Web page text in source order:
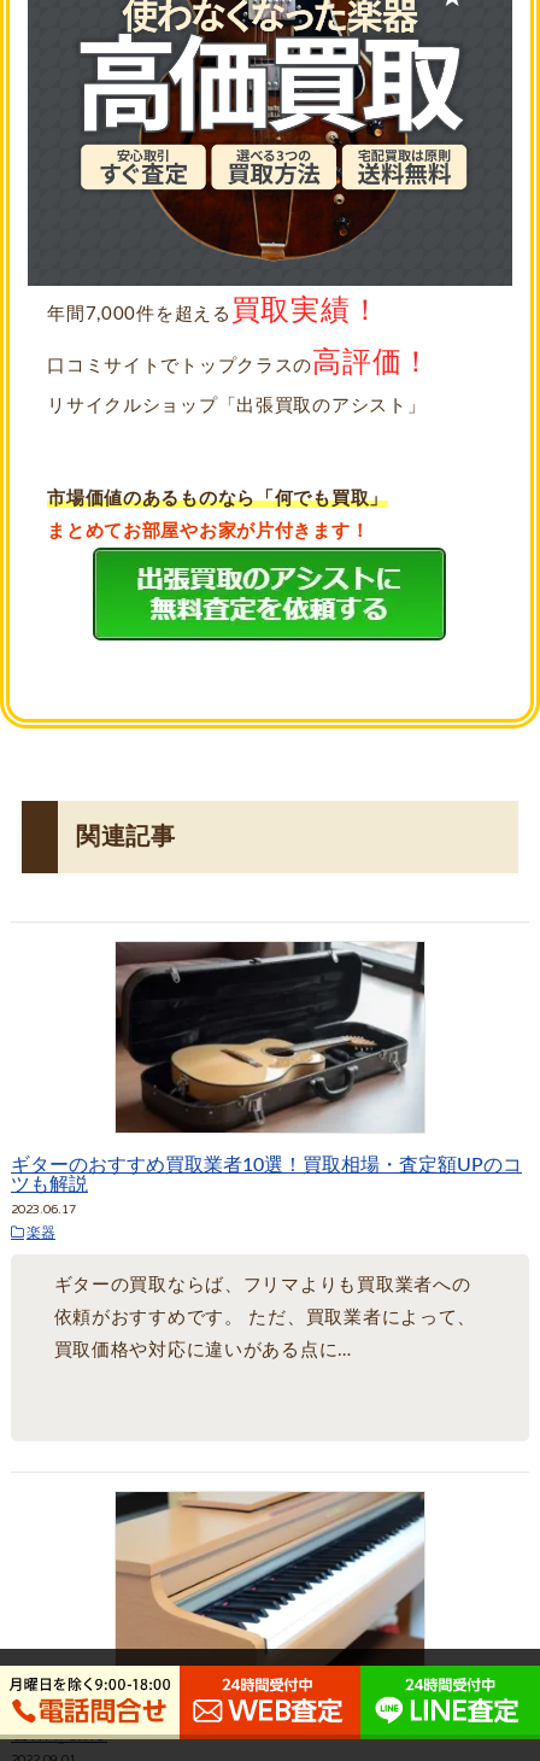
年間7,000件を超える 買取実績！
口コミサイトでトップクラスの 高評価！
リサイクルショップ「出張買取のアシスト」
市場価値のあるものなら「何でも買取」
まとめてお部屋やお家が片付きます！
関連記事
ギターのおすすめ買取業者10選！買取相場・査定額UPのコ
ツも解説
2023.06.17
楽器
ギターの買取ならば、フリマよりも買取業者への
依頼がおすすめです。 ただ、買取業者によって、
買取価格や対応に違いがある点に…
電子ピアノを処分する4つの方法 それぞれのメリットや処分
費用を比較